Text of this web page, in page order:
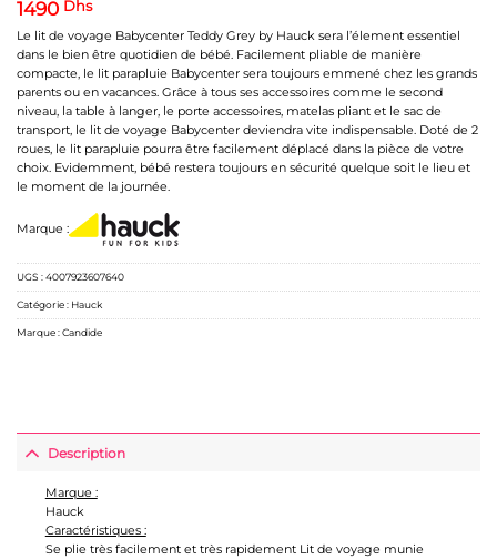
1490 Dhs
Le lit de voyage Babycenter Teddy Grey by Hauck sera l’élement essentiel
dans le bien être quotidien de bébé. Facilement pliable de manière
compacte, le lit parapluie Babycenter sera toujours emmené chez les grands
parents ou en vacances. Grâce à tous ses accessoires comme le second
niveau, la table à langer, le porte accessoires, matelas pliant et le sac de
transport, le lit de voyage Babycenter deviendra vite indispensable. Doté de 2
roues, le lit parapluie pourra être facilement déplacé dans la pièce de votre
choix. Evidemment, bébé restera toujours en sécurité quelque soit le lieu et
le moment de la journée.
Marque :
UGS :4007923607640
Catégorie : Hauck
Marque :Candide
Description
Marque :
Hauck
Caractéristiques :
Se plie très facilement et très rapidement Lit de voyage munie